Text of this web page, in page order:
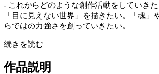
- これからどのような創作活動をしていき
「目に見えない世界」を描きたい。「魂
らではの力強さを創っていきたい。
続きを読む
作品説明